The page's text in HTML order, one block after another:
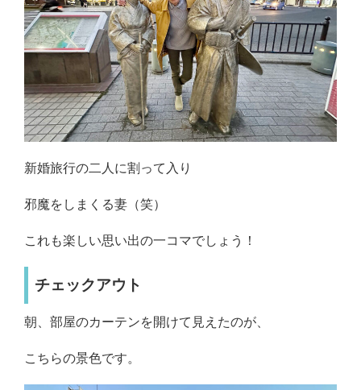
新婚旅行の二人に割って入り
邪魔をしまくる妻（笑）
これも楽しい思い出の一コマでしょう！
チェックアウト
朝、部屋のカーテンを開けて見えたのが、
こちらの景色です。